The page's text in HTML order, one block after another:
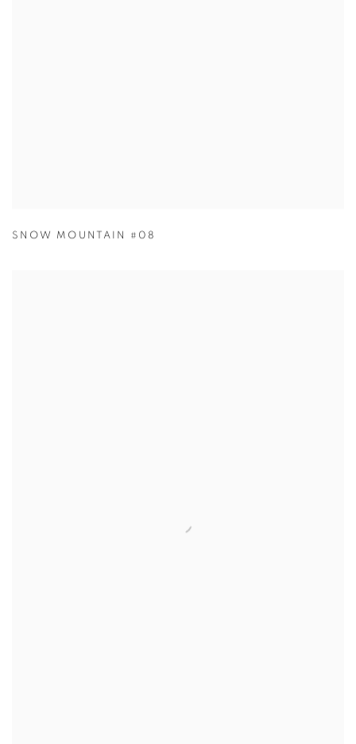
SNOW MOUNTAIN #08